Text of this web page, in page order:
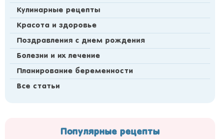
Кулинарные рецепты
Красота и здоровье
Поздравления с днем рождения
Болезни и их лечение
Планирование беременности
Все статьи
Популярные рецепты